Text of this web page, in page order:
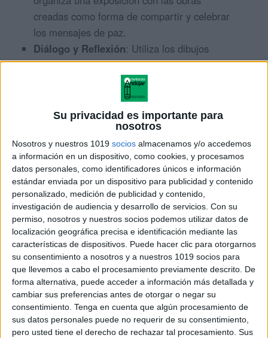
Su privacidad es importante para
nosotros
Nosotros y nuestros 1019 socios almacenamos y/o accedemos
a información en un dispositivo, como cookies, y procesamos
datos personales, como identificadores únicos e información
estándar enviada por un dispositivo para publicidad y contenido
personalizado, medición de publicidad y contenido,
investigación de audiencia y desarrollo de servicios. Con su
permiso, nosotros y nuestros socios podemos utilizar datos de
localización geográfica precisa e identificación mediante las
características de dispositivos. Puede hacer clic para otorgarnos
su consentimiento a nosotros y a nuestros 1019 socios para
que llevemos a cabo el procesamiento previamente descrito. De
forma alternativa, puede acceder a información más detallada y
cambiar sus preferencias antes de otorgar o negar su
consentimiento. Tenga en cuenta que algún procesamiento de
sus datos personales puede no requerir de su consentimiento,
pero usted tiene el derecho de rechazar tal procesamiento. Sus
creadas como forma de compartir y celebrar
los mensajes de paz.
Diálogo y Reflexión: Utiliza los dibujos
coloreados como punto de partida para
conversaciones sobre la paz, la tolerancia y
Colorear por la paz es una manera hermosa de unir
la diversión con un mensaje profundo. Invitamos a
educadores y familias a participar en esta actividad,
promoviendo la reflexión y la conversación sobre
cómo podemos contribuir a un mundo más pacífico y
armonioso.
Blogs Educativos Recomendados:
Para más actividades y recursos inspiradores, visita
Actividades de Infantil y PrimariayImágenes
Educativas.
ÚNETE A NUESTRO GRUPO EXCLUSIVO DE